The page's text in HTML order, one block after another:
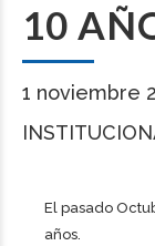
10
1 noviembre
El pasado
años.